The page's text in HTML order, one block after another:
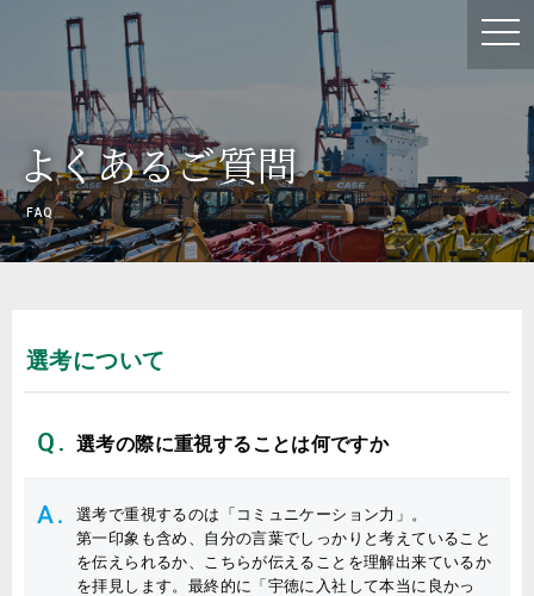
よくあるご質問
FAQ
選考について
選考の際に重視することは何ですか
選考で重視するのは「コミュニケーション力」。
第一印象も含め、自分の言葉でしっかりと考えていること
を伝えられるか、こちらが伝えることを理解出来ているか
を拝見します。最終的に「宇徳に入社して本当に良かっ